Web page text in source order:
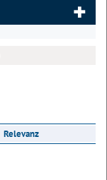
Relevanz